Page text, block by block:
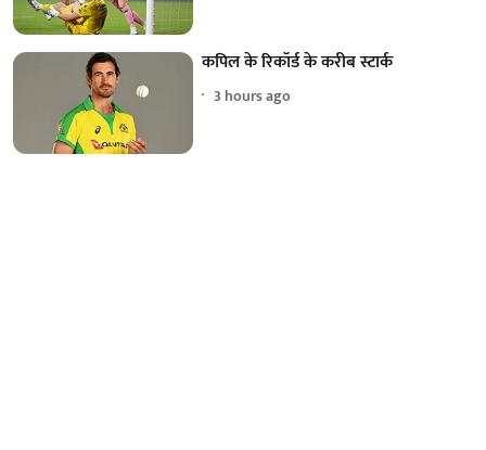
कपिल के रिकॉर्ड के करीब स्टार्क
3 hours ago